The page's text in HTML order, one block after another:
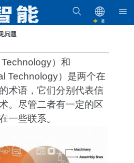
中 英
问题
）和
Technology）是两个在
术语，它们分别代表信
。尽管二者有一定的区
一些联系。